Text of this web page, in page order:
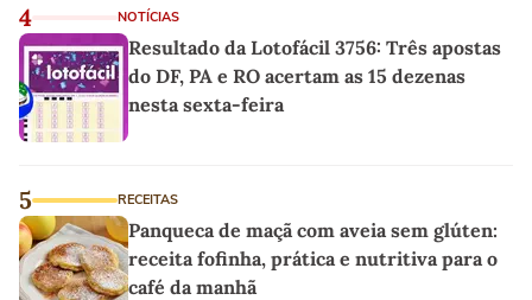
4 NOTÍCIAS
Resultado da Lotofácil 3756: Três apostas
do DF, PA e RO acertam as 15 dezenas
nesta sexta-feira
5 RECEITAS
Panqueca de maçã com aveia sem glúten:
receita fofinha, prática e nutritiva para o
café da manhã